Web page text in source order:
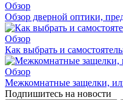
Обзор
Обзор дверной оптики,
Обзор
Как выбрать и
Обзор
Межкомнатные защелки,
Подпишитесь на новости